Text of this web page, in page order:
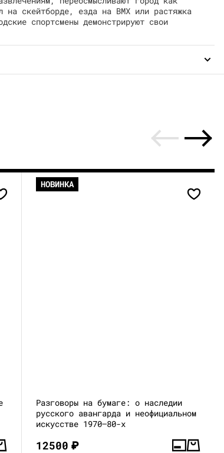
на скейтборде, езда на BMX или растяжка
спортсмены демонстрируют свои
НОВИНКА
Разговоры на бумаге: о наследии
русского авангарда и неофициальном
искусстве 1970–80-х
12500₽